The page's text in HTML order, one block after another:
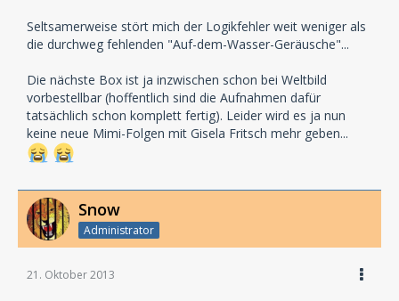
Seltsamerweise stört mich der Logikfehler weit weniger als
die durchweg fehlenden "Auf-dem-Wasser-Geräusche"...
Die nächste Box ist ja inzwischen schon bei Weltbild
vorbestellbar (hoffentlich sind die Aufnahmen dafür
tatsächlich schon komplett fertig). Leider wird es ja nun
keine neue Mimi-Folgen mit Gisela Fritsch mehr geben...
Snow
Administrator
21. Oktober 2013